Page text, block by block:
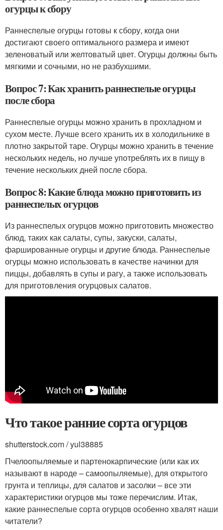
огурцы к сбору
Раннеспелые огурцы готовы к сбору, когда они
достигают своего оптимального размера и имеют
зеленоватый или желтоватый цвет. Огурцы должны быть
мягкими и сочными, но не разбухшими.
Вопрос 7: Как хранить раннеспелые огурцы
после сбора
Раннеспелые огурцы можно хранить в прохладном и
сухом месте. Лучше всего хранить их в холодильнике в
плотно закрытой таре. Огурцы можно хранить в течение
нескольких недель, но лучше употреблять их в пищу в
течение нескольких дней после сбора.
Вопрос 8: Какие блюда можно приготовить из
раннеспелых огурцов
Из раннеспелых огурцов можно приготовить множество
блюд, таких как салаты, супы, закуски, салаты,
фаршированные огурцы и другие блюда. Раннеспелые
огурцы можно использовать в качестве начинки для
пиццы, добавлять в супы и рагу, а также использовать
для приготовления огурцовых салатов.
Что такое ранние сорта огурцов
shutterstock.com / yul38885
Пчелоопыляемые и партенокарпические (или как их
называют в народе – самоопыляемые), для открытого
грунта и теплицы, для салатов и засолки – все эти
характеристики огурцов мы тоже перечислим. Итак,
какие раннеспелые сорта огурцов особенно хвалят наши
читатели?